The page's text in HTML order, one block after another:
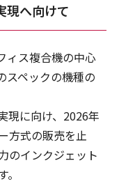
現へ向けて
ィス複合機の中心
スペックの機種の
現に向け、2026年
方式の販売を止
のインクジェット